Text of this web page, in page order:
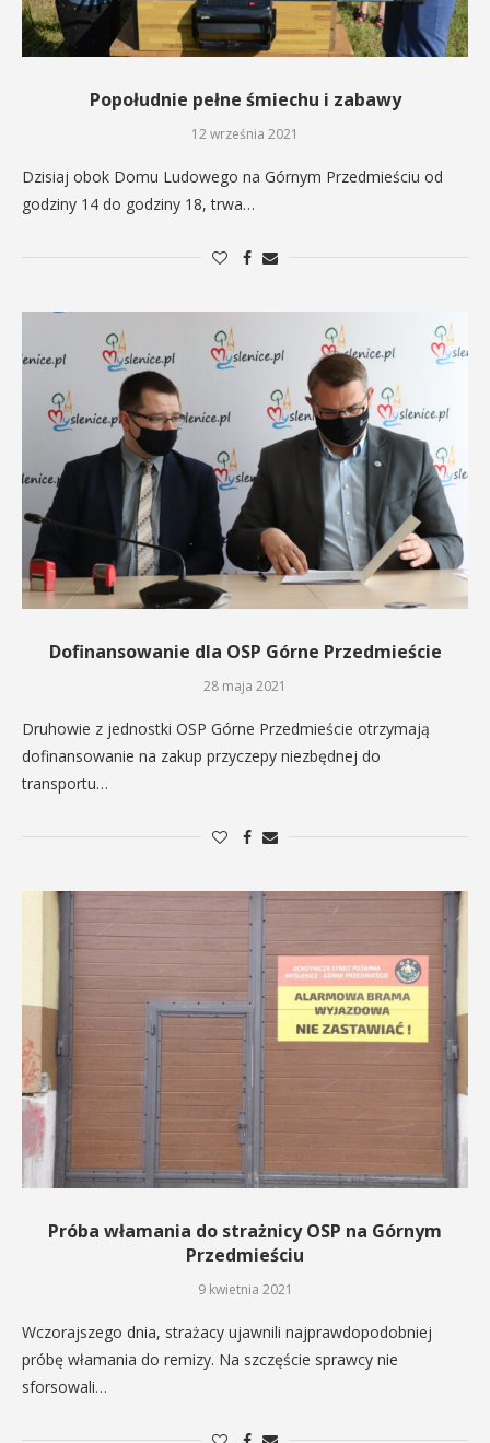
Popołudnie pełne śmiechu i zabawy
12 września 2021
Dzisiaj obok Domu Ludowego na Górnym Przedmieściu od
godziny 14 do godziny 18, trwa…
Dofinansowanie dla OSP Górne Przedmieście
28 maja 2021
Druhowie z jednostki OSP Górne Przedmieście otrzymają
dofinansowanie na zakup przyczepy niezbędnej do
transportu…
Próba włamania do strażnicy OSP na Górnym
Przedmieściu
9 kwietnia 2021
Wczorajszego dnia, strażacy ujawnili najprawdopodobniej
próbę włamania do remizy. Na szczęście sprawcy nie
sforsowali…